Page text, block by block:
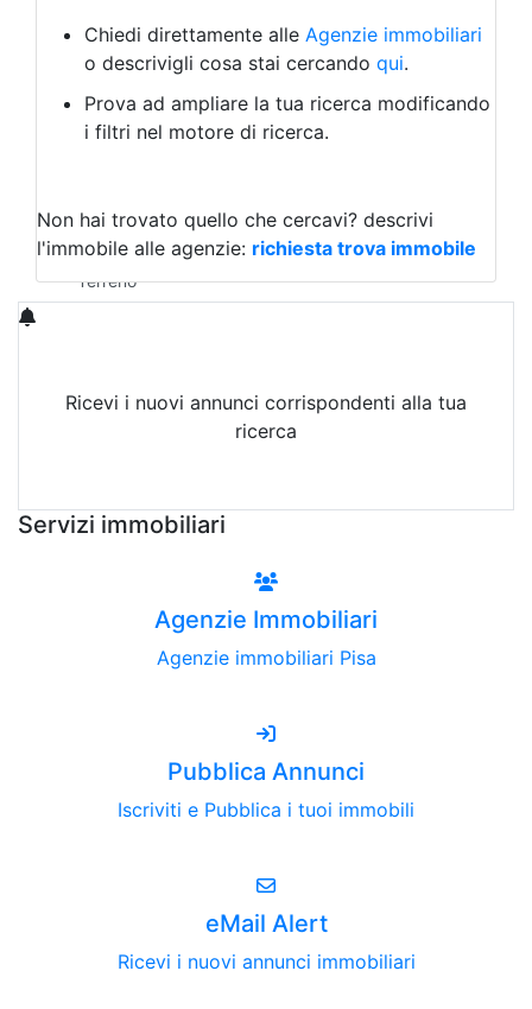
Albergo
Laboratorio Artigianale
Negozio/locale commerciale
Agriturismo
Magazzini
Qualsiasi
Terreno edificabile
Terreno
Chiedi direttamente alle Agenzie immobiliari
o descrivigli cosa stai cercando qui.
Prova ad ampliare la tua ricerca modificando
i filtri nel motore di ricerca.
Non hai trovato quello che cercavi? descrivi
l'immobile alle agenzie: richiesta trova immobile
Ricevi i nuovi annunci corrispondenti alla tua
ricerca
Servizi immobiliari
Agenzie Immobiliari
Agenzie immobiliari Pisa
Pubblica Annunci
Iscriviti e Pubblica i tuoi immobili
eMail Alert
Ricevi i nuovi annunci immobiliari